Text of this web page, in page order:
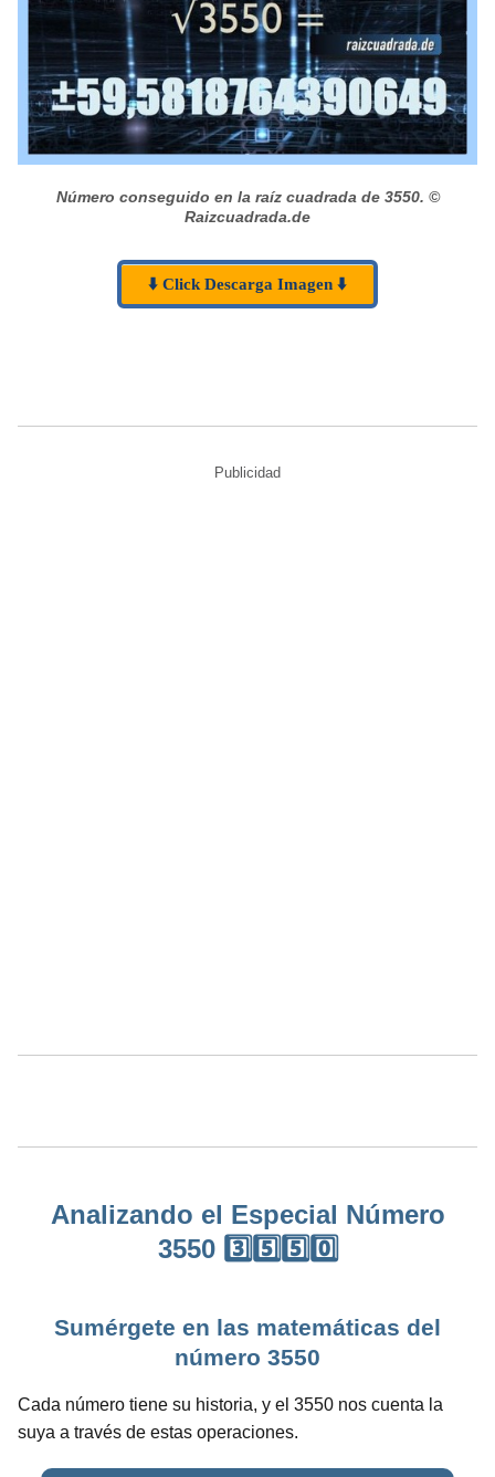
Número conseguido en la raíz cuadrada de 3550. ©
Raizcuadrada.de
⬇️ Click Descarga Imagen ⬇️
Publicidad
Analizando el Especial Número
3550 3️⃣5️⃣5️⃣0️⃣
Sumérgete en las matemáticas del
número 3550
Cada número tiene su historia, y el 3550 nos cuenta la
suya a través de estas operaciones.